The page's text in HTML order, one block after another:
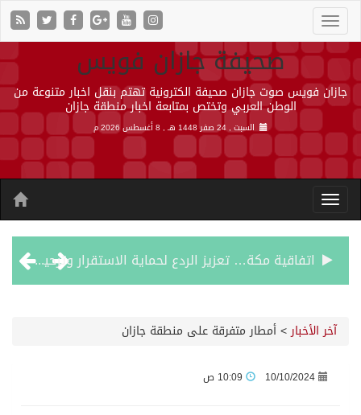
صحيفة جازان فويس
جازان فويس صوت جازان صحيفة الكترونية تهتم بنقل اخبار متنوعة من
الوطن العربي وتختص بمتابعة اخبار منطقة جازان
السبت , 24 صفر 1448 هـ , 8 أغسطس 2026 م
اتفاقية مكة… تعزيز الردع لحماية الاستقرار وترحيب اقليمي ودولي بها
آخر الأخبار>أمطار متفرقة على منطقة جازان
10/10/2024